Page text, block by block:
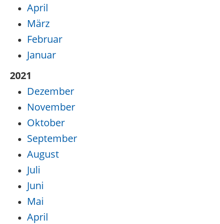
April
März
Februar
Januar
2021
Dezember
November
Oktober
September
August
Juli
Juni
Mai
April